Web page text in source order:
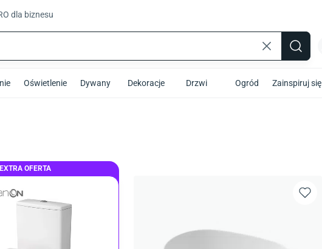
dla biznesu
Oświetlenie Dywany Dekoracje Drzwi Ogród Zainspiruj się
EXTRA OFERTA